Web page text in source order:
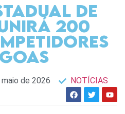
de
200
de 2026 NOTÍCIAS